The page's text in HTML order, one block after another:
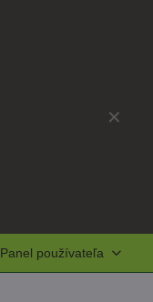
✕
Panel používateľa